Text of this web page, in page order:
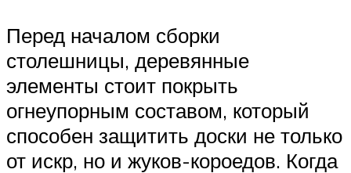
Перед началом сборки
столешницы, деревянные
элементы стоит покрыть
огнеупорным составом, который
способен защитить доски не только
от искр, но и жуков-короедов. Когда